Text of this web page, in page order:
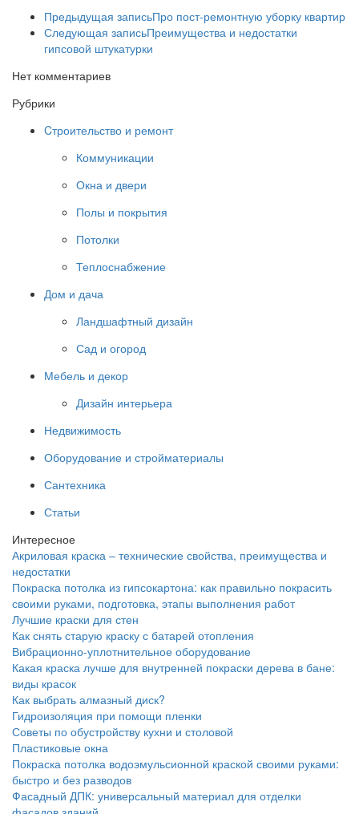
Предыдущая записьПро пост-ремонтную уборку квартир
Следующая записьПреимущества и недостатки
гипсовой штукатурки
Нет комментариев
Рубрики
Cтроительство и ремонт
Коммуникации
Окна и двери
Полы и покрытия
Потолки
Теплоснабжение
Дом и дача
Ландшафтный дизайн
Сад и огород
Мебель и декор
Дизайн интерьера
Недвижимость
Оборудование и стройматериалы
Сантехника
Статьи
Интересное
Акриловая краска – технические свойства, преимущества и
недостатки
Покраска потолка из гипсокартона: как правильно покрасить
своими руками, подготовка, этапы выполнения работ
Лучшие краски для стен
Как снять старую краску с батарей отопления
Вибрационно-уплотнительное оборудование
Какая краска лучше для внутренней покраски дерева в бане:
виды красок
Как выбрать алмазный диск?
Гидроизоляция при помощи пленки
Советы по обустройству кухни и столовой
Пластиковые окна
Покраска потолка водоэмульсионной краской своими руками:
быстро и без разводов
Фасадный ДПК: универсальный материал для отделки